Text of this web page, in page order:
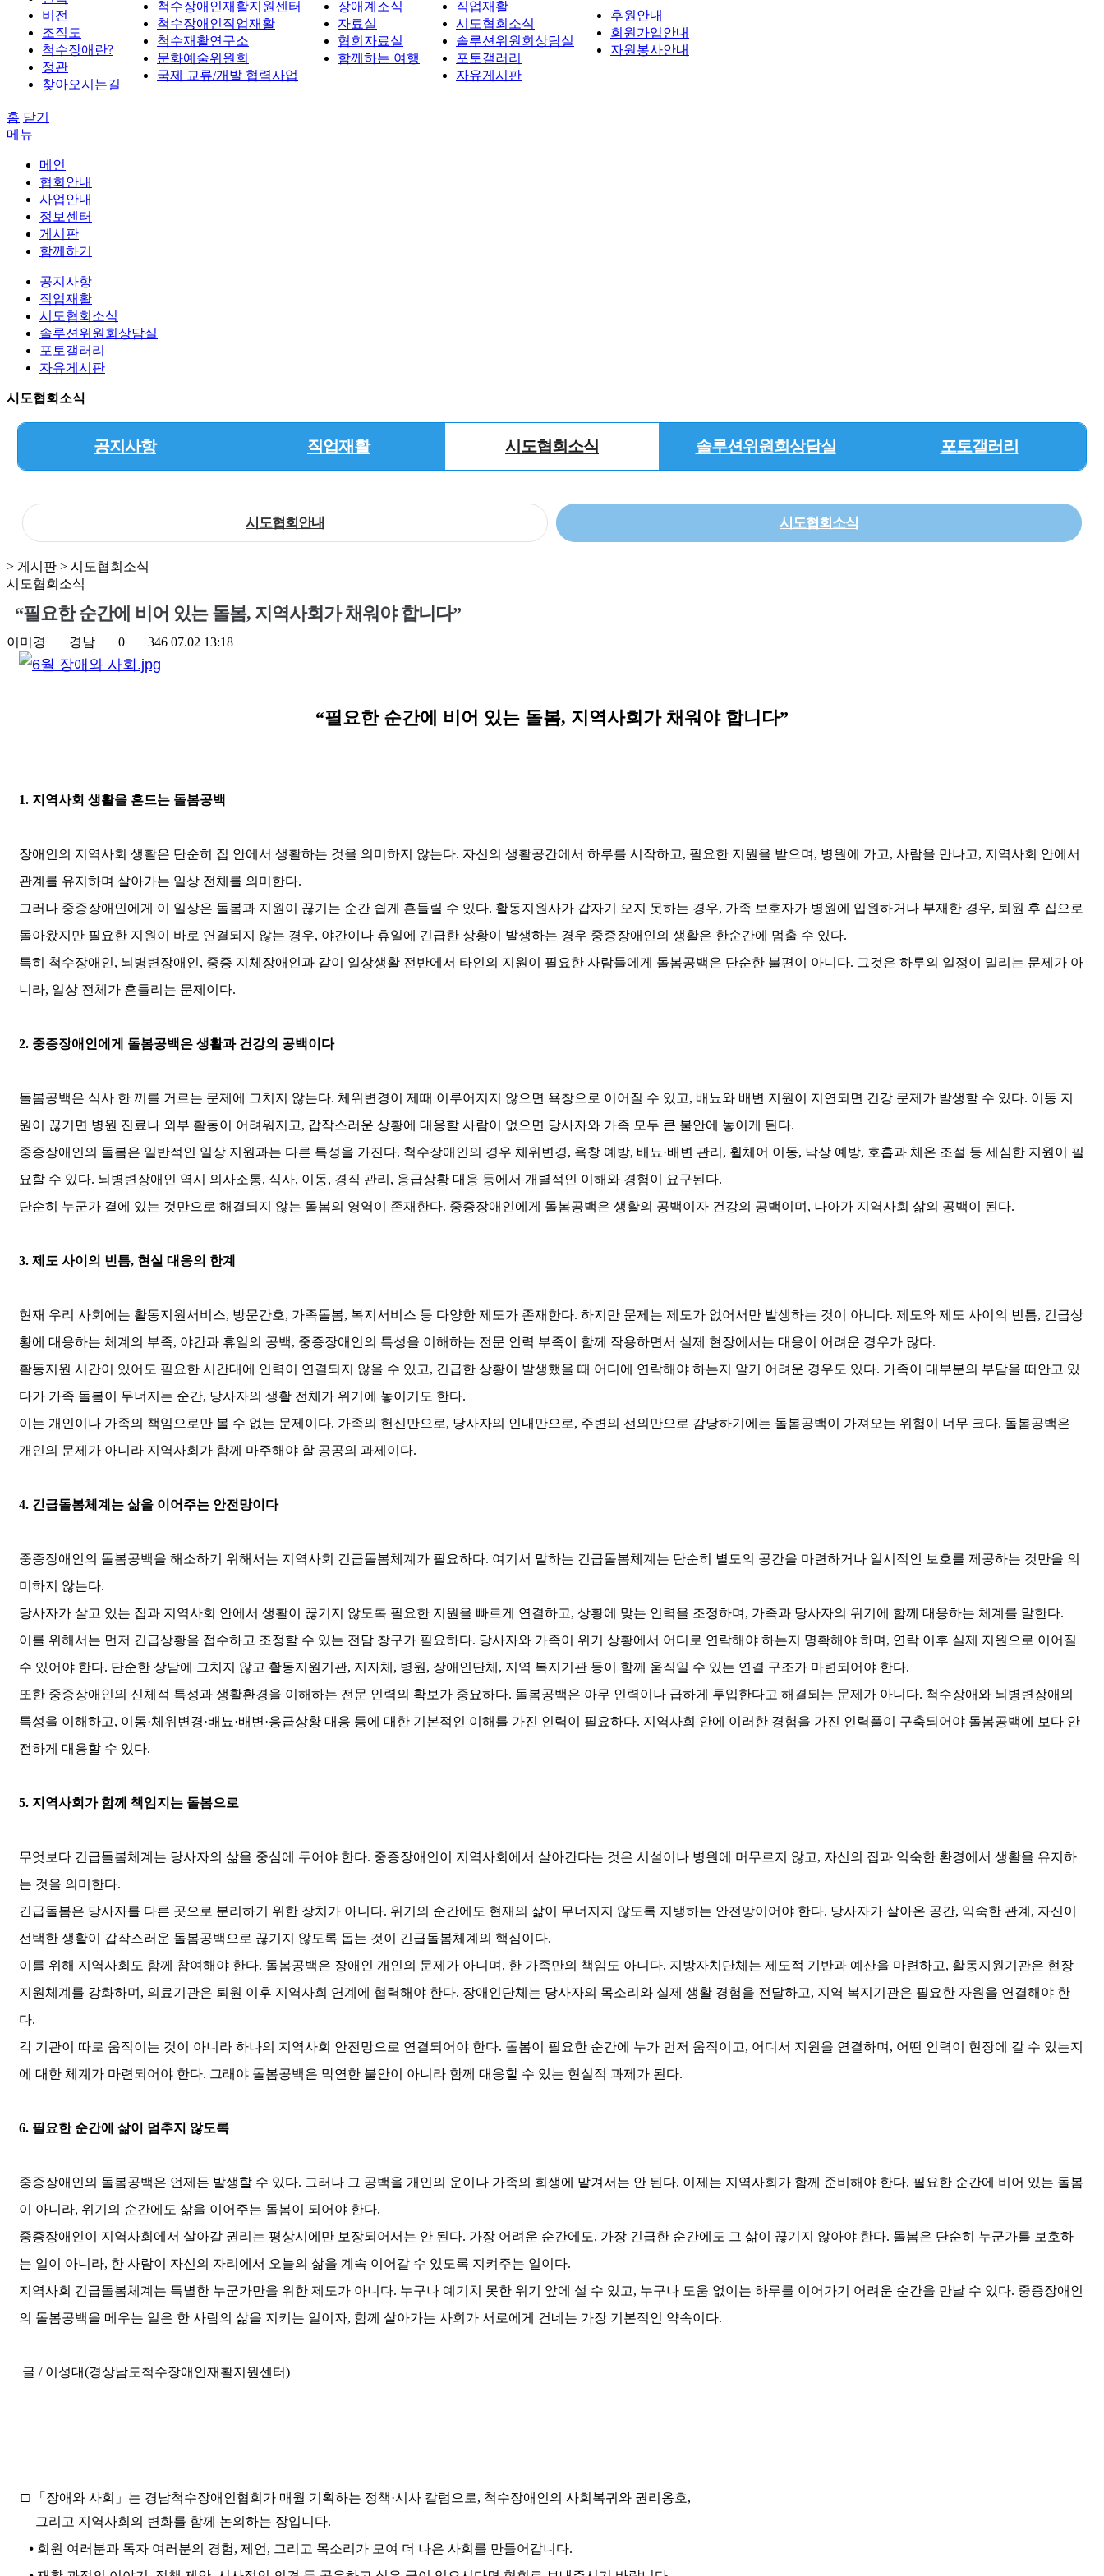
비전
조직도
척수장애란?
정관
찾아오시는길
척수장애인재활지원센터
척수장애인직업재활
척수재활연구소
문화예술위원회
국제 교류/개발 협력사업
장애계소식
자료실
협회자료실
함께하는 여행
직업재활
시도협회소식
솔루션위원회상담실
포토갤러리
자유게시판
후원안내
회원가입안내
자원봉사안내
홈 닫기
메뉴
메인
협회안내
사업안내
정보센터
게시판
함께하기
공지사항
직업재활
시도협회소식
솔루션위원회상담실
포토갤러리
자유게시판
시도협회소식
공지사항 직업재활 시도협회소식 솔루션위원회상담실 포토갤러리
시도협회안내 시도협회소식
> 게시판 > 시도협회소식
시도협회소식
“필요한 순간에 비어 있는 돌봄, 지역사회가 채워야 합니다”
이미경 경남 0 346 07.02 13:18
“필요한 순간에 비어 있는 돌봄, 지역사회가 채워야 합니다”
1. 지역사회 생활을 흔드는 돌봄공백
장애인의 지역사회 생활은 단순히 집 안에서 생활하는 것을 의미하지 않는다. 자신의 생활공간에서 하루를 시작하고, 필요한 지원을 받으며 , 병원에 가고, 사람을 만나고, 지역사회 안에서
관계를 유지하며 살아가는 일상 전체를 의미한다.
그러나 중증장애인에게 이 일상은 돌봄과 지원이 끊기는 순간 쉽게 흔들릴 수 있다. 활동지원사가 갑자기 오지 못하는 경우, 가족 보호자가 병원에 입원하거나 부재한 경우, 퇴원 후 집으로
돌아왔지만 필요한 지원이 바로 연결되지 않는 경우, 야간이나 휴일에 긴급한 상황이 발생하는 경우 중증장애인의 생활은 한순간에 멈출 수 있다.
특히 척수장애인, 뇌병변장애인, 중증 지체장애인과 같이 일상생활 전반에서 타인의 지원이 필요한 사람들에게 돌봄공백은 단순한 불편이 아니다. 그것은 하루의 일정이 밀리는 문제가 아
니라, 일상 전체가 흔들리는 문제이다.
2. 중증장애인에게 돌봄공백은 생활과 건강의 공백이다
돌봄공백은 식사 한 끼를 거르는 문제에 그치지 않는다. 체위변경이 제때 이루어지지 않으면 욕창으로 이어질 수 있고, 배뇨와 배변 지원이 지연되면 건강 문제가 발생할 수 있다. 이동 지
원이 끊기면 병원 진료나 외부 활동이 어려워지고, 갑작스러운 상황에 대응할 사람이 없으면 당사자와 가족 모두 큰 불안에 놓이게 된다.
중증장애인의 돌봄은 일반적인 일상 지원과는 다른 특성을 가진다. 척수장애인의 경우 체위변경, 욕창 예방, 배뇨·배변 관리 , 휠체어 이동, 낙상 예방, 호흡과 체온 조절 등 세심한 지원이 필
요할 수 있다. 뇌병변장애인 역시 의사소통, 식사, 이동, 경직 관리 , 응급상황 대응 등에서 개별적인 이해와 경험이 요구된다.
단순히 누군가 곁에 있는 것만으로 해결되지 않는 돌봄의 영역이 존재한다. 중증장애인에게 돌봄공백은 생활의 공백이자 건강의 공백이며 , 나아가 지역사회 삶의 공백이 된다.
3. 제도 사이의 빈틈, 현실 대응의 한계
현재 우리 사회에는 활동지원서비스, 방문간호, 가족돌봄, 복지서비스 등 다양한 제도가 존재한다. 하지만 문제는 제도가 없어서만 발생하는 것이 아니다. 제도와 제도 사이의 빈틈, 긴급상
황에 대응하는 체계의 부족, 야간과 휴일의 공백, 중증장애인의 특성을 이해하는 전문 인력 부족이 함께 작용하면서 실제 현장에서는 대응이 어려운 경우가 많다.
활동지원 시간이 있어도 필요한 시간대에 인력이 연결되지 않을 수 있고, 긴급한 상황이 발생했을 때 어디에 연락해야 하는지 알기 어려운 경우도 있다. 가족이 대부분의 부담을 떠안고 있
다가 가족 돌봄이 무너지는 순간, 당사자의 생활 전체가 위기에 놓이기도 한다.
이는 개인이나 가족의 책임으로만 볼 수 없는 문제이다. 가족의 헌신만으로, 당사자의 인내만으로, 주변의 선의만으로 감당하기에는 돌봄공백이 가져오는 위험이 너무 크다. 돌봄공백은
개인의 문제가 아니라 지역사회가 함께 마주해야 할 공공의 과제이다.
4. 긴급돌봄체계는 삶을 이어주는 안전망이다
중증장애인의 돌봄공백을 해소하기 위해서는 지역사회 긴급돌봄체계가 필요하다. 여기서 말하는 긴급돌봄체계는 단순히 별도의 공간을 마련하거나 일시적인 보호를 제공하는 것만을 의
미하지 않는다.
당사자가 살고 있는 집과 지역사회 안에서 생활이 끊기지 않도록 필요한 지원을 빠르게 연결하고, 상황에 맞는 인력을 조정하며 , 가족과 당사자의 위기에 함께 대응하는 체계를 말한다.
이를 위해서는 먼저 긴급상황을 접수하고 조정할 수 있는 전담 창구가 필요하다. 당사자와 가족이 위기 상황에서 어디로 연락해야 하는지 명확해야 하며 , 연락 이후 실제 지원으로 이어질
수 있어야 한다. 단순한 상담에 그치지 않고 활동지원기관, 지자체 , 병원 , 장애인단체 , 지역 복지기관 등이 함께 움직일 수 있는 연결 구조가 마련되어야 한다.
또한 중증장애인의 신체적 특성과 생활환경을 이해하는 전문 인력의 확보가 중요하다. 돌봄공백은 아무 인력이나 급하게 투입한다고 해결되는 문제가 아니다. 척수장애와 뇌병변장애의
특성을 이해하고, 이동·체위변경·배뇨·배변 ·응급상황 대응 등에 대한 기본적인 이해를 가진 인력이 필요하다. 지역사회 안에 이러한 경험을 가진 인력풀이 구축되어야 돌봄공백에 보다 안
전하게 대응할 수 있다.
5. 지역사회가 함께 책임지는 돌봄으로
무엇보다 긴급돌봄체계는 당사자의 삶을 중심에 두어야 한다. 중증장애인이 지역사회에서 살아간다는 것은 시설이나 병원에 머무르지 않고, 자신의 집과 익숙한 환경에서 생활을 유지하
는 것을 의미한다.
긴급돌봄은 당사자를 다른 곳으로 분리하기 위한 장치가 아니다. 위기의 순간에도 현재의 삶이 무너지지 않도록 지탱하는 안전망이어야 한다. 당사자가 살아온 공간, 익숙한 관계 , 자신이
선택한 생활이 갑작스러운 돌봄공백으로 끊기지 않도록 돕는 것이 긴급돌봄체계의 핵심이다.
이를 위해 지역사회도 함께 참여해야 한다. 돌봄공백은 장애인 개인의 문제가 아니며 , 한 가족만의 책임도 아니다. 지방자치단체는 제도적 기반과 예산을 마련하고, 활동지원기관은 현장
지원체계를 강화하며 , 의료기관은 퇴원 이후 지역사회 연계에 협력해야 한다. 장애인단체는 당사자의 목소리와 실제 생활 경험을 전달하고, 지역 복지기관은 필요한 자원을 연결해야 한
다.
각 기관이 따로 움직이는 것이 아니라 하나의 지역사회 안전망으로 연결되어야 한다. 돌봄이 필요한 순간에 누가 먼저 움직이고, 어디서 지원을 연결하며 , 어떤 인력이 현장에 갈 수 있는지
에 대한 체계가 마련되어야 한다. 그래야 돌봄공백은 막연한 불안이 아니라 함께 대응할 수 있는 현실적 과제가 된다.
6. 필요한 순간에 삶이 멈추지 않도록
중증장애인의 돌봄공백은 언제든 발생할 수 있다. 그러나 그 공백을 개인의 운이나 가족의 희생에 맡겨서는 안 된다. 이제는 지역사회가 함께 준비해야 한다. 필요한 순간에 비어 있는 돌봄
이 아니라, 위기의 순간에도 삶을 이어주는 돌봄이 되어야 한다.
중증장애인이 지역사회에서 살아갈 권리는 평상시에만 보장되어서는 안 된다. 가장 어려운 순간에도, 가장 긴급한 순간에도 그 삶이 끊기지 않아야 한다. 돌봄은 단순히 누군가를 보호하
는 일이 아니라, 한 사람이 자신의 자리에서 오늘의 삶을 계속 이어갈 수 있도록 지켜주는 일이다.
지역사회 긴급돌봄체계는 특별한 누군가만을 위한 제도가 아니다. 누구나 예기치 못한 위기 앞에 설 수 있고, 누구나 도움 없이는 하루를 이어가기 어려운 순간을 만날 수 있다. 중증장애인
의 돌봄공백을 메우는 일은 한 사람의 삶을 지키는 일이자, 함께 살아가는 사회가 서로에게 건네는 가장 기본적인 약속이다.
글 / 이성대(경상남도척수장애인재활지원센터)
□ 「 장애와 사회 」 는 경남척수장애인협회가 매월 기획하는 정책·시사 칼럼으로, 척수장애인의 사회복귀와 권리옹호,
그리고 지역사회의 변화를 함께 논의하는 장입니다.
⦁ 회원 여러분과 독자 여러분의 경험, 제언 , 그리고 목소리가 모여 더 나은 사회를 만들어갑니다.